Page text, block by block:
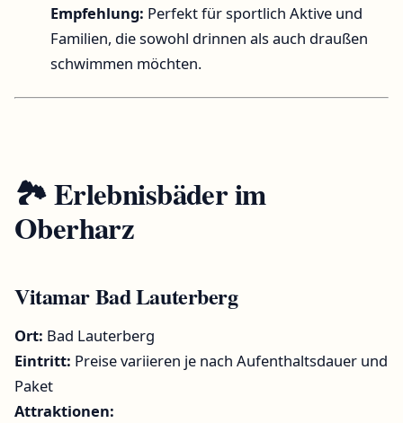
Empfehlung: Perfekt für sportlich Aktive und
Familien, die sowohl drinnen als auch draußen
schwimmen möchten.
🏞️ Erlebnisbäder im
Oberharz
Vitamar Bad Lauterberg
Ort: Bad Lauterberg
Eintritt: Preise variieren je nach Aufenthaltsdauer und
Paket
Attraktionen: